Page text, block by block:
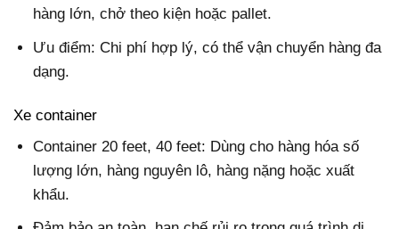
hàng lớn, chở theo kiện hoặc pallet.
Ưu điểm: Chi phí hợp lý, có thể vận chuyển hàng đa
dạng.
Xe container
Container 20 feet, 40 feet: Dùng cho hàng hóa số
lượng lớn, hàng nguyên lô, hàng nặng hoặc xuất
khẩu.